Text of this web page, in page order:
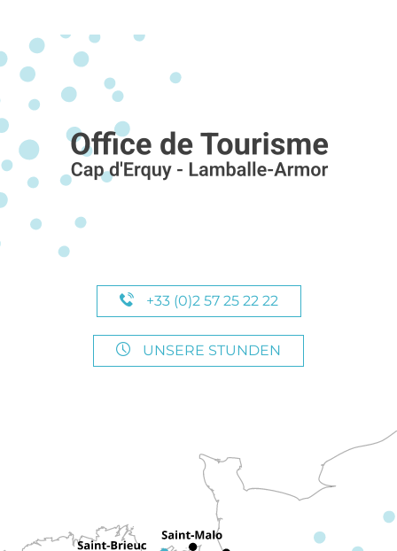
+33 (0)2 57 25 22 22
UNSERE STUNDEN